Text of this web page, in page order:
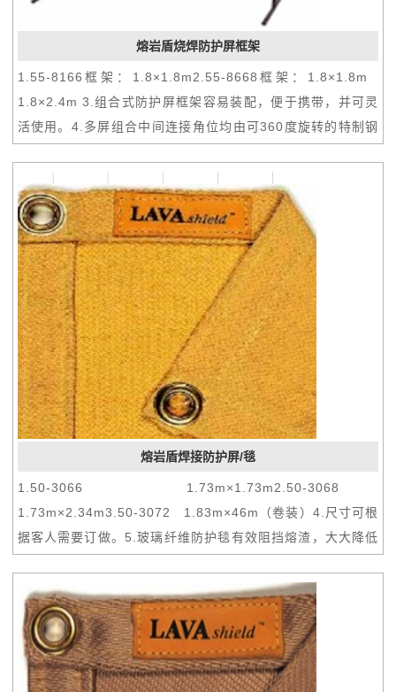
熔岩盾烧焊防护屏框架
1.55-8166框架：1.8×1.8m2.55-8668框架：1.8×1.8m
1.8×2.4m 3.组合式防护屏框架容易装配，便于携带，并可灵
活使用。4.多屏组合中间连接角位均由可360度旋转的特制钢
熔岩盾焊接防护屏/毯
1.50-3066 1.73m×1.73m2.50-3068
1.73m×2.34m3.50-3072 1.83m×46m（卷装）4.尺寸可根
据客人需要订做。5.玻璃纤维防护毯有效阻挡熔渣，大大降低